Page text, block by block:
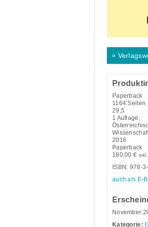
»
Paperback
1164 Seiten
29,5
1 Auflage,
2016
Paperback
180,00 €
ISBN: 978-
auch als E-
November
Kategorie: